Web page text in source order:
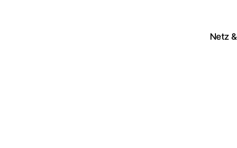
Netz &